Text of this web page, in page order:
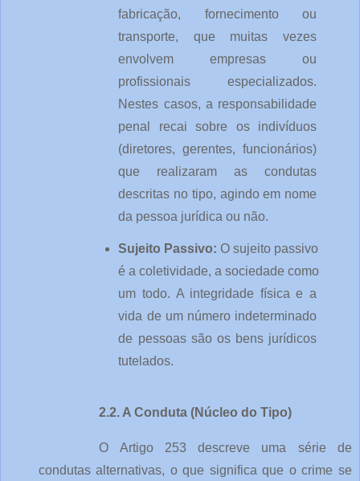
fabricação, fornecimento ou
transporte, que muitas vezes
envolvem empresas ou
profissionais especializados.
Nestes casos, a responsabilidade
penal recai sobre os indivíduos
(diretores, gerentes, funcionários)
que realizaram as condutas
descritas no tipo, agindo em nome
da pessoa jurídica ou não.
Sujeito Passivo: O sujeito passivo
é a coletividade, a sociedade como
um todo. A integridade física e a
vida de um número indeterminado
de pessoas são os bens jurídicos
tutelados.
2.2. A Conduta (Núcleo do Tipo)
O Artigo 253 descreve uma série de
condutas alternativas, o que significa que o crime se